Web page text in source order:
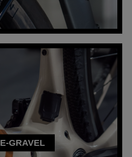
E-GRAVEL